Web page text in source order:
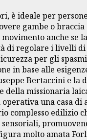
è ideale per
gambe o
anche se
di regolare i livelli di
per gli
in base alle
Bertaccini e la
missionaria
una casa
edilizio
molto amata